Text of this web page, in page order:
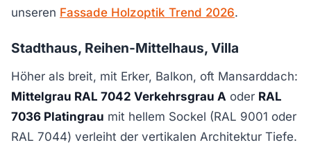
unseren Fassade Holzoptik Trend 2026.
Stadthaus, Reihen-Mittelhaus, Villa
Höher als breit, mit Erker, Balkon, oft Mansarddach:
Mittelgrau RAL 7042 Verkehrsgrau A oder RAL
7036 Platingrau mit hellem Sockel (RAL 9001 oder
RAL 7044) verleiht der vertikalen Architektur Tiefe.